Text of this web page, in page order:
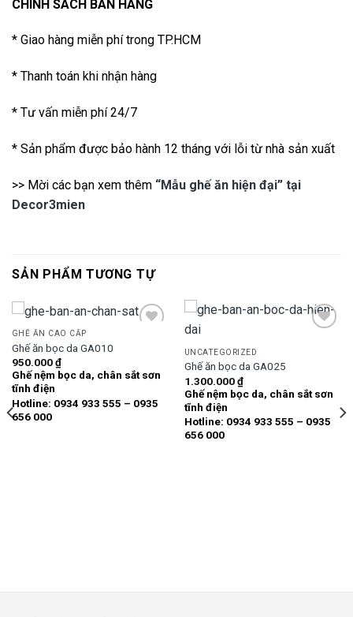
CHÍNH SÁCH BÁN HÀNG
* Giao hàng miễn phí trong TP.HCM
* Thanh toán khi nhận hàng
* Tư vấn miễn phí 24/7
* Sản phẩm được bảo hành 12 tháng với lỗi từ nhà sản xuất
>> Mời các bạn xem thêm “Mẫu ghế ăn hiện đại” tại
Decor3mien
SẢN PHẨM TƯƠNG TỰ
wishlist
GHẾ ĂN CAO CẤP
Ghế ăn bọc da GA010
950.000₫
Ghế nệm bọc da, chân sắt sơn
tĩnh điện
Hotline: 0934 933 555 – 0935
656 000
UNCATEGORIZED
Ghế ăn bọc da GA025
1.300.000₫
Ghế nệm bọc da, chân sắt sơn
tĩnh điện
Hotline: 0934 933 555 – 0935
656 000